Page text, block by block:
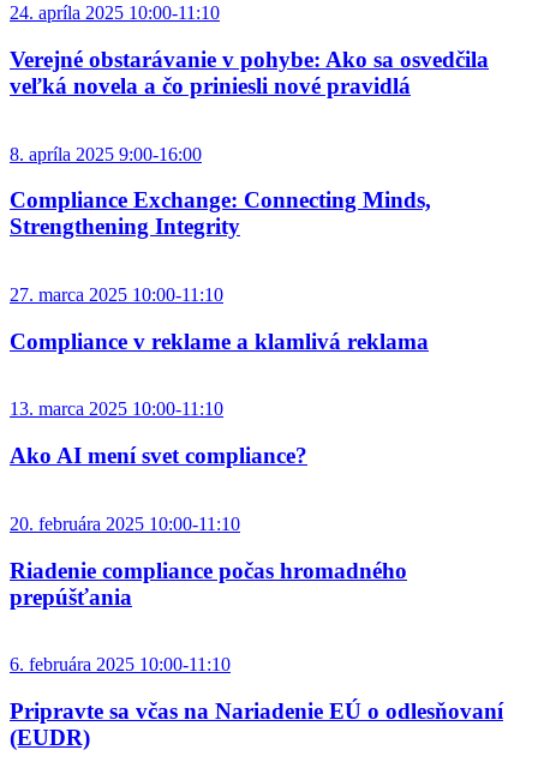
24. apríla 2025 10:00-11:10
Verejné obstarávanie v pohybe: Ako sa osvedčila
veľká novela a čo priniesli nové pravidlá
8. apríla 2025 9:00-16:00
Compliance Exchange: Connecting Minds,
Strengthening Integrity
27. marca 2025 10:00-11:10
Compliance v reklame a klamlivá reklama
13. marca 2025 10:00-11:10
Ako AI mení svet compliance?
20. februára 2025 10:00-11:10
Riadenie compliance počas hromadného
prepúšťania
6. februára 2025 10:00-11:10
Pripravte sa včas na Nariadenie EÚ o odlesňovaní
(EUDR)